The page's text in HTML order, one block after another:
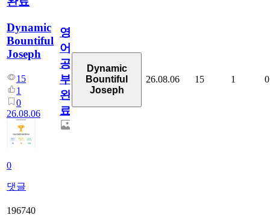
Dynamic
Bountiful
Joseph
15
1
0
26.08.06
0
댓글
영
어
공
부
완
료
Dynamic
Bountiful
Joseph
26.08.06 15 1 0
196740